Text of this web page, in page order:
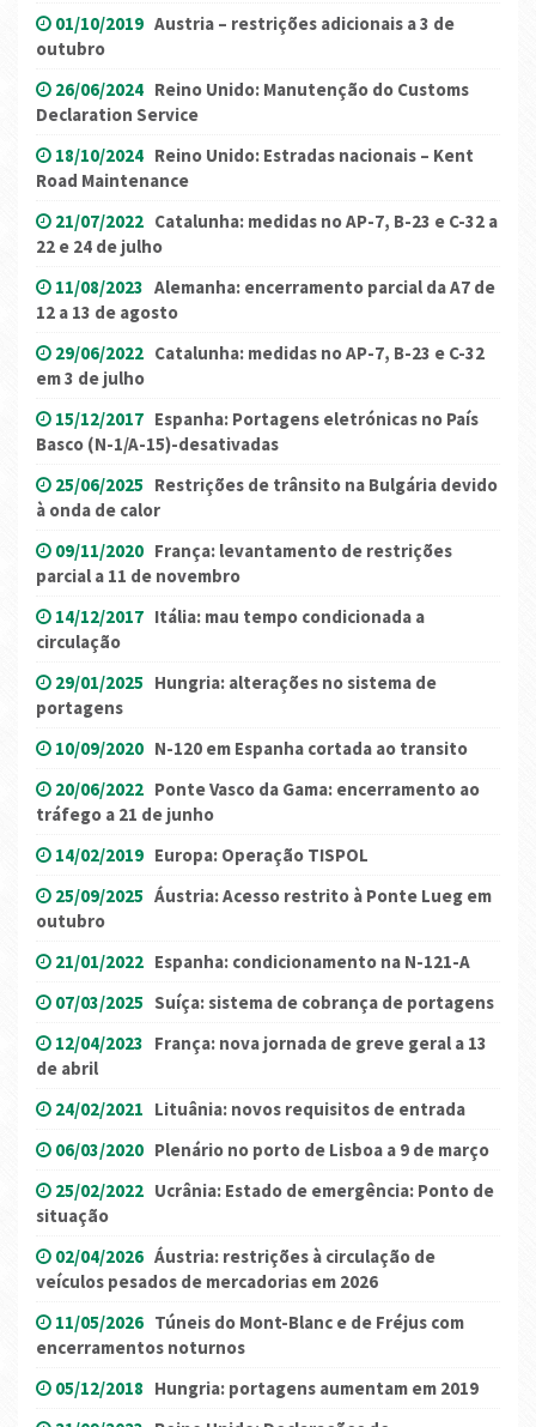
01/10/2019 Austria – restrições adicionais a 3 de
outubro
26/06/2024 Reino Unido: Manutenção do Customs
Declaration Service
18/10/2024 Reino Unido: Estradas nacionais – Kent
Road Maintenance
21/07/2022 Catalunha: medidas no AP-7, B-23 e C-32 a
22 e 24 de julho
11/08/2023 Alemanha: encerramento parcial da A7 de
12 a 13 de agosto
29/06/2022 Catalunha: medidas no AP-7, B-23 e C-32
em 3 de julho
15/12/2017 Espanha: Portagens eletrónicas no País
Basco (N-1/A-15)-desativadas
25/06/2025 Restrições de trânsito na Bulgária devido
à onda de calor
09/11/2020 França: levantamento de restrições
parcial a 11 de novembro
14/12/2017 Itália: mau tempo condicionada a
circulação
29/01/2025 Hungria: alterações no sistema de
portagens
10/09/2020 N-120 em Espanha cortada ao transito
20/06/2022 Ponte Vasco da Gama: encerramento ao
tráfego a 21 de junho
14/02/2019 Europa: Operação TISPOL
25/09/2025 Áustria: Acesso restrito à Ponte Lueg em
outubro
21/01/2022 Espanha: condicionamento na N-121-A
07/03/2025 Suíça: sistema de cobrança de portagens
12/04/2023 França: nova jornada de greve geral a 13
de abril
24/02/2021 Lituânia: novos requisitos de entrada
06/03/2020 Plenário no porto de Lisboa a 9 de março
25/02/2022 Ucrânia: Estado de emergência: Ponto de
situação
02/04/2026 Áustria: restrições à circulação de
veículos pesados ​​de mercadorias em 2026
11/05/2026 Túneis do Mont-Blanc e de Fréjus com
encerramentos noturnos
05/12/2018 Hungria: portagens aumentam em 2019